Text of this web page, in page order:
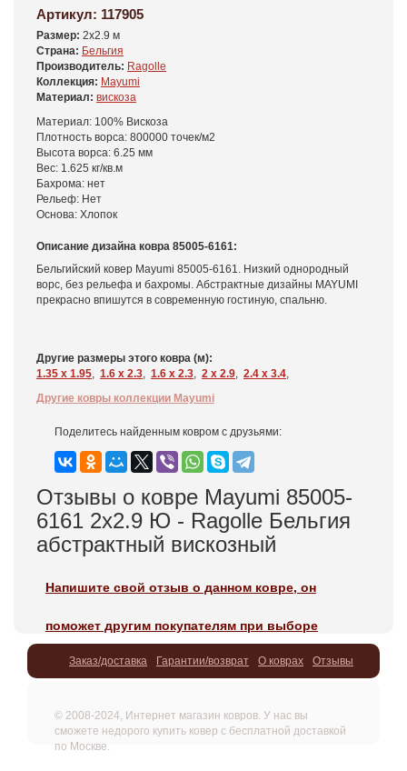
Артикул: 117905
Размер: 2x2.9 м
Страна: Бельгия
Производитель: Ragolle
Коллекция: Mayumi
Материал: вискоза
Материал: 100% Вискоза
Плотность ворса: 800000 точек/м2
Высота ворса: 6.25 мм
Вес: 1.625 кг/кв.м
Бахрома: нет
Рельеф: Нет
Основа: Хлопок
Описание дизайна ковра 85005-6161:
Бельгийский ковер Mayumi 85005-6161. Низкий однородный
ворс, без рельефа и бахромы. Абстрактные дизайны MAYUMI
прекрасно впишутся в современную гостиную, спальню.
Другие размеры этого ковра (м):
1.35 x 1.95, 1.6 x 2.3, 1.6 x 2.3, 2 x 2.9, 2.4 x 3.4,
Другие ковры коллекции Mayumi
Поделитесь найденным ковром с друзьями:
Отзывы о ковре Mayumi 85005-
6161 2x2.9 Ю - Ragolle Бельгия
абстрактный вискозный
Напишите свой отзыв о данном ковре, он
поможет другим покупателям при выборе
Заказ/доставка Гарантии/возврат О коврах Отзывы
© 2008-2024, Интернет магазин ковров. У нас вы
сможете недорого купить ковер с бесплатной доставкой
по Москве.